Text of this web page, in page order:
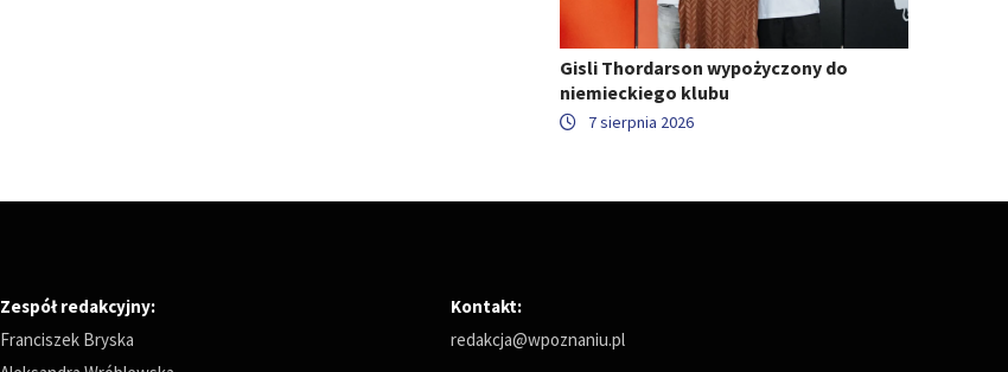
Gisli Thordarson wypożyczony do
niemieckiego klubu
7 sierpnia 2026
Zespół redakcyjny:
Franciszek Bryska
Kontakt:
redakcja@wpoznaniu.pl